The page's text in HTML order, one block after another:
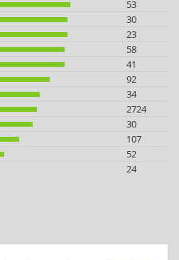
53
30
23
58
41
92
34
2724
30
107
52
24